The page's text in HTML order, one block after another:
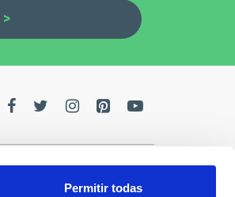
Permitir todas